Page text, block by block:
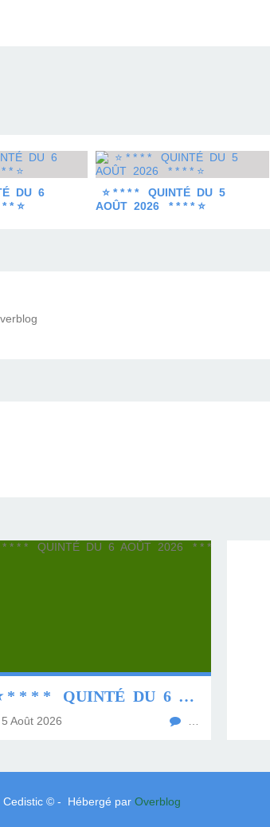
DU 6
* ⭐
⭐ * * * * QUINTÉ DU 5
AOÛT 2026 * * * * ⭐
⭐ * * * * QUINTÉ DU 6 AOÛT 2026 * * * * ⭐
5 Août 2026
Cedistic © - Hébergé par Overblog